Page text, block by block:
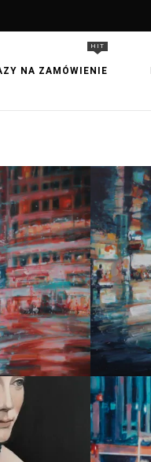
NA ZAMÓWIENIE
HIT
93